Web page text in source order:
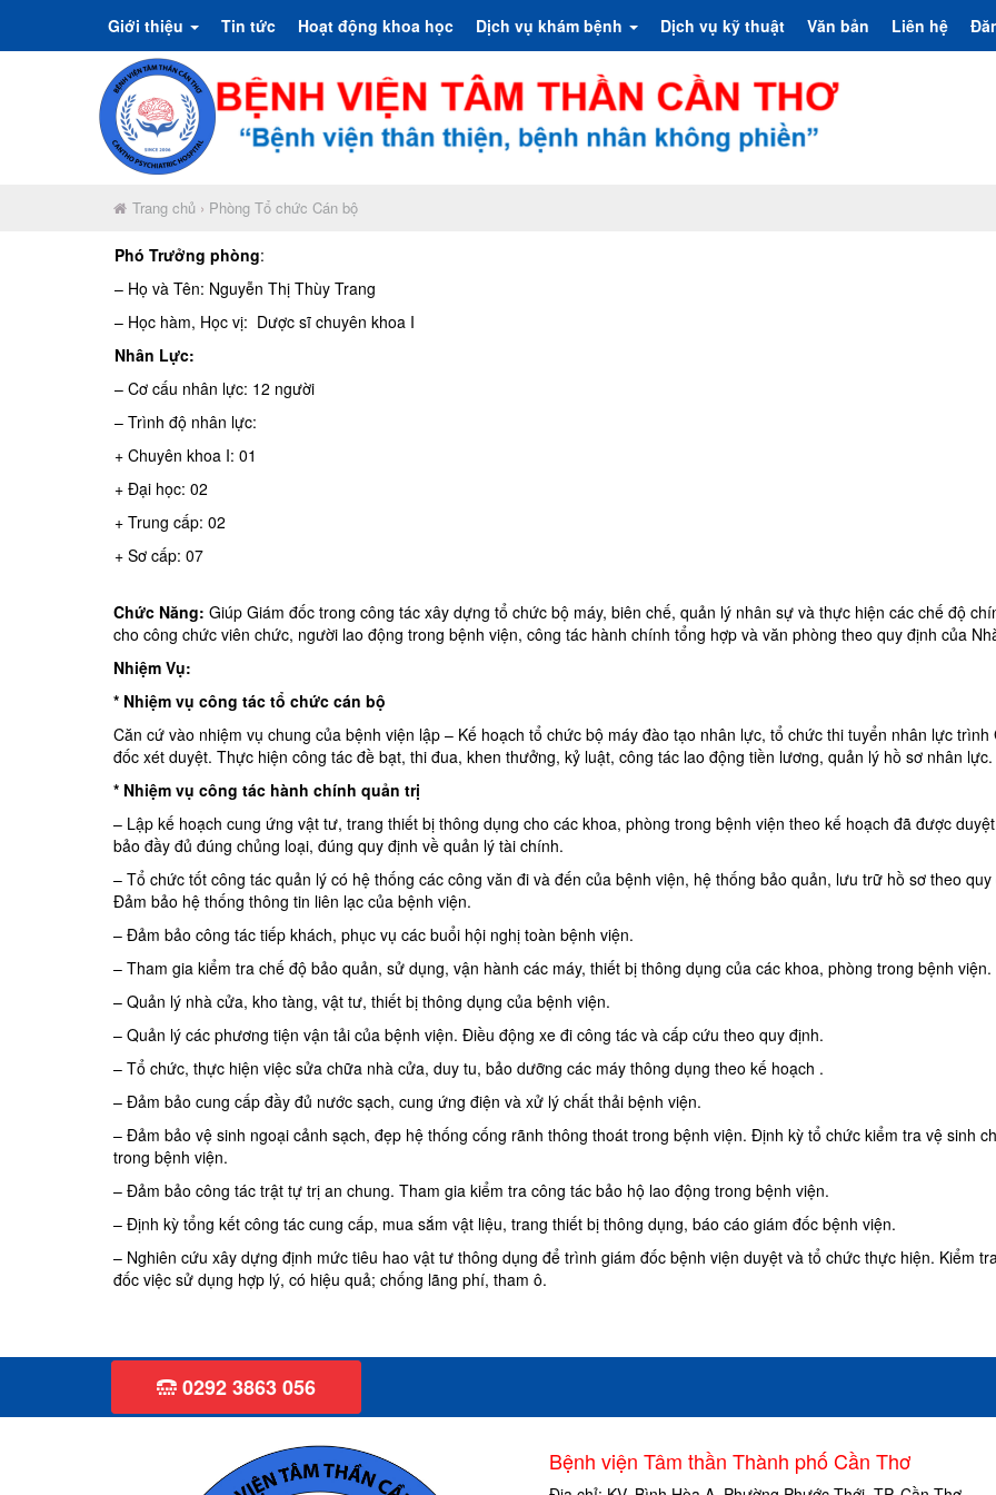
Giới thiệu Tin tức Hoạt động khoa học Dịch vụ khám bệnh Dịch vụ kỹ thuật Văn bản Liên hệ
Trang chủ › Phòng Tổ chức Cán bộ
Phó Trưởng phòng:
– Họ và Tên: Nguyễn Thị Thùy Trang
– Học hàm, Học vị: Dược sĩ chuyên khoa I
Nhân Lực:
– Cơ cấu nhân lực: 12 người
– Trình độ nhân lực:
+ Chuyên khoa I: 01
+ Đại học: 02
+ Trung cấp: 02
+ Sơ cấp: 07
Chức Năng: Giúp Giám đốc trong công tác xây dựng tổ chức bộ máy, biên chế, quản lý nhân sự và thực hiện các chế độ
cho công chức viên chức, người lao động trong bệnh viện, công tác hành chính tổng hợp và văn phòng theo quy định của
Nhiệm Vụ:
* Nhiệm vụ công tác tổ chức cán bộ
Căn cứ vào nhiệm vụ chung của bệnh viện lập – Kế hoạch tổ chức bộ máy đào tạo nhân lực, tổ chức thi tuyển nhân lực trình
đốc xét duyệt. Thực hiện công tác đề bạt, thi đua, khen thưởng, kỷ luật, công tác lao động tiền lương, quản lý hồ sơ nhân lực.
* Nhiệm vụ công tác hành chính quản trị
– Lập kế hoạch cung ứng vật tư, trang thiết bị thông dụng cho các khoa, phòng trong bệnh viện theo kế hoạch đã được
bảo đầy đủ đúng chủng loại, đúng quy định về quản lý tài chính.
– Tổ chức tốt công tác quản lý có hệ thống các công văn đi và đến của bệnh viện, hệ thống bảo quản, lưu trữ hồ sơ theo quy
Đảm bảo hệ thống thông tin liên lạc của bệnh viện.
– Đảm bảo công tác tiếp khách, phục vụ các buổi hội nghị toàn bệnh viện.
– Tham gia kiểm tra chế độ bảo quản, sử dụng, vận hành các máy, thiết bị thông dụng của các khoa, phòng trong bệnh viện.
– Quản lý nhà cửa, kho tàng, vật tư, thiết bị thông dụng của bệnh viện.
– Quản lý các phương tiện vận tải của bệnh viện. Điều động xe đi công tác và cấp cứu theo quy định.
– Tổ chức, thực hiện việc sửa chữa nhà cửa, duy tu, bảo dưỡng các máy thông dụng theo kế hoạch .
– Đảm bảo cung cấp đầy đủ nước sạch, cung ứng điện và xử lý chất thải bệnh viện.
– Đảm bảo vệ sinh ngoại cảnh sạch, đẹp hệ thống cống rãnh thông thoát trong bệnh viện. Định kỳ tổ chức kiểm tra vệ sinh
trong bệnh viện.
– Đảm bảo công tác trật tự trị an chung. Tham gia kiểm tra công tác bảo hộ lao động trong bệnh viện.
– Định kỳ tổng kết công tác cung cấp, mua sắm vật liệu, trang thiết bị thông dụng, báo cáo giám đốc bệnh viện.
– Nghiên cứu xây dựng định mức tiêu hao vật tư thông dụng để trình giám đốc bệnh viện duyệt và tổ chức thực hiện. Kiểm
đốc việc sử dụng hợp lý, có hiệu quả; chống lãng phí, tham ô.
0292 3863 056
Bệnh viện Tâm thần Thành phố Cần Thơ